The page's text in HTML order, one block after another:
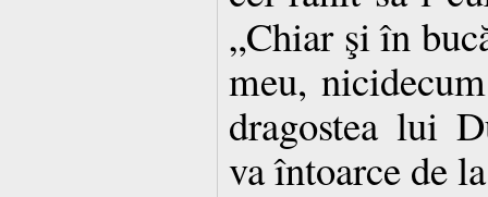
„Chiar şi în
meu,
dragostea lui
va întoarce de